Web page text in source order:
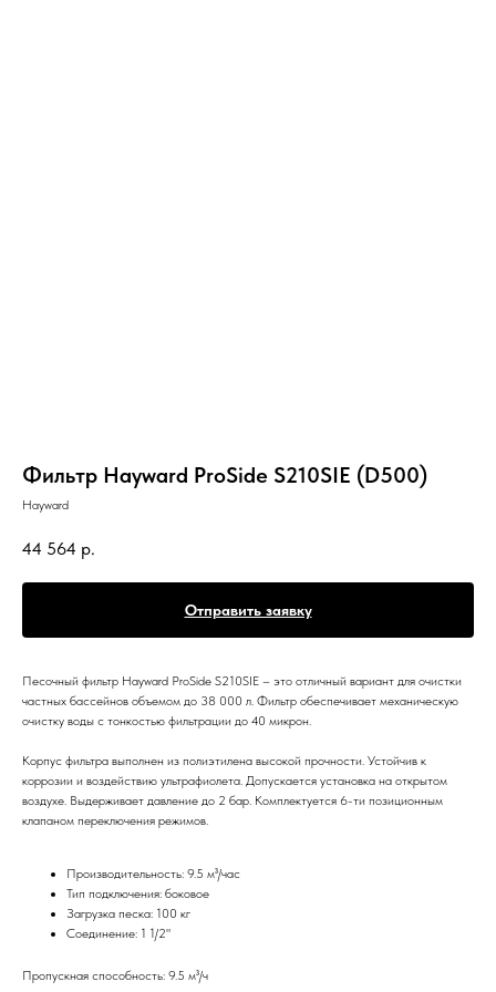
Фильтр Hayward ProSide S210SIE (D500)
Hayward
44 564 р.
Отправить заявку
Песочный фильтр Hayward ProSide S210SIE – это отличный вариант для очистки
частных бассейнов объемом до 38 000 л. Фильтр обеспечивает механическую
очистку воды с тонкостью фильтрации до 40 микрон.
Корпус фильтра выполнен из полиэтилена высокой прочности. Устойчив к
коррозии и воздействию ультрафиолета. Допускается установка на открытом
воздухе. Выдерживает давление до 2 бар. Комплектуется 6-ти позиционным
клапаном переключения режимов.
Производительность: 9.5 м³/час
Тип подключения: боковое
Загрузка песка: 100 кг
Соединение: 1 1/2"
Пропускная способность: 9.5 м³/ч